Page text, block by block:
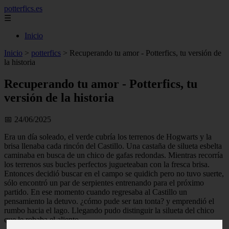
potterfics.es
☰
Inicio
Inicio > potterfics > Recuperando tu amor - Potterfics, tu versión de
la historia
Recuperando tu amor - Potterfics, tu
versión de la historia
📅 24/06/2025
Era un día soleado, el verde cubría los terrenos de Hogwarts y la
brisa llenaba cada rincón del Castillo. Una castaña de silueta esbelta
caminaba en busca de un chico de gafas redondas. Mientras recorría
los terrenos sus bucles perfectos jugueteaban con la fresca brisa.
Entonces decidió buscar en el campo se quidich pero no tuvo suerte,
sólo encontró un par de serpientes entrenando para el próximo
partido. En ese momento cuando regresaba al Castillo un
pensamiento la detuvo. ¿cómo pude ser tan tonta? y emprendió el
rumbo hacia el lago. Llegando pudo distinguir la silueta del chico
que le robaba el aliento.